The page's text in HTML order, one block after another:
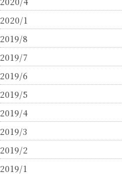
2020/1
2019/8
2019/7
2019/6
2019/5
2019/4
2019/3
2019/2
2019/1